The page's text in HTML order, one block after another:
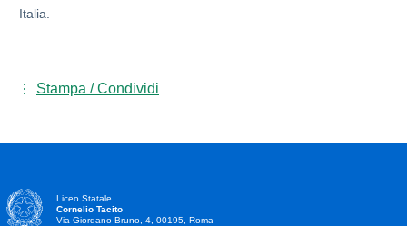
Italia.
Stampa / Condividi
Liceo Statale
Cornelio Tacito
Via Giordano Bruno, 4, 00195, Roma